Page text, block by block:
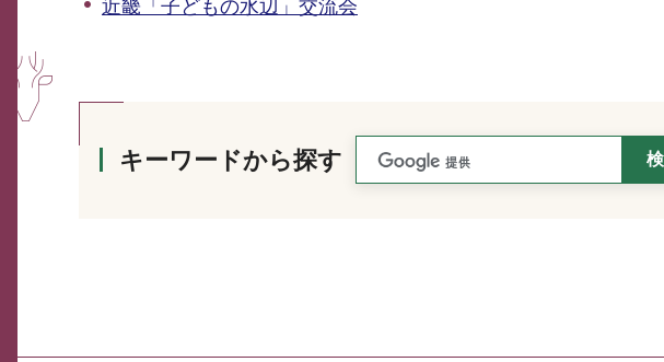
近畿「子どもの水辺」交流会
キーワードから探す